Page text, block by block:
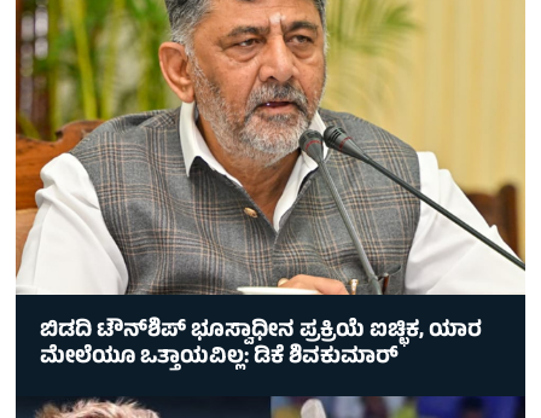
ಬಿಡದಿ ಟೌನ್‌ಶಿಪ್‌ ಭೂಸ್ವಾಧೀನ ಪ್ರಕ್ರಿಯೆ ಐಚ್ಛಿಕ, ಯಾರ
ಮೇಲೆಯೂ ಒತ್ತಾಯವಿಲ್ಲ: ಡಿಕೆ ಶಿವಕುಮಾರ್‌